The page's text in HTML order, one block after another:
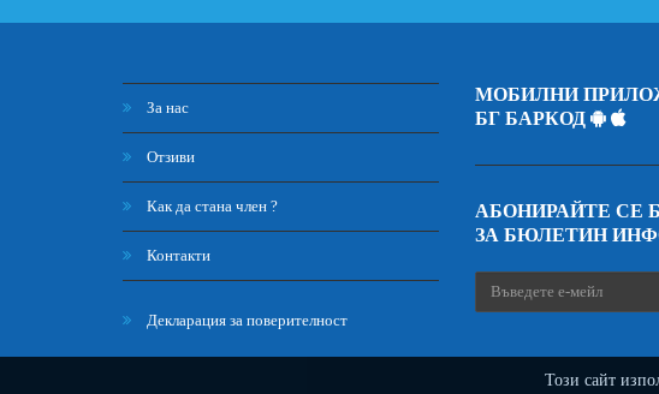
Този сайт
За нас
Отзиви
Как да стана член ?
Контакти
Декларация за поверителност
МОБИЛНИ
БГ БАРКОД
АБОНИРАЙТЕ СЕ
ЗА БЮЛЕТИН